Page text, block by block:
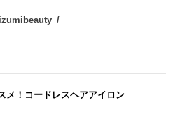
メ！コードレスヘアアイロン